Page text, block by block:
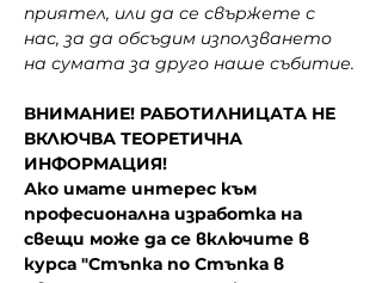
приятел, или да се свържете с
нас, за да обсъдим използването
на сумата за друго наше събитие.
ВНИМАНИЕ! РАБОТИЛНИЦАТА НЕ
ВКЛЮЧВА ТЕОРЕТИЧНА
ИНФОРМАЦИЯ!
Ако имате интерес към
професионална изработка на
свещи може да се включите в
курса "Стъпка по Стъпка в